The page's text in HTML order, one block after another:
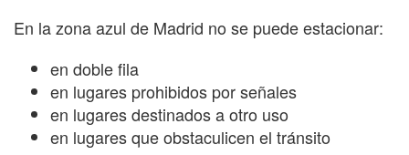
En la zona azul de Madrid no se puede estacionar:
en doble fila
en lugares prohibidos por señales
en lugares destinados a otro uso
en lugares que obstaculicen el tránsito